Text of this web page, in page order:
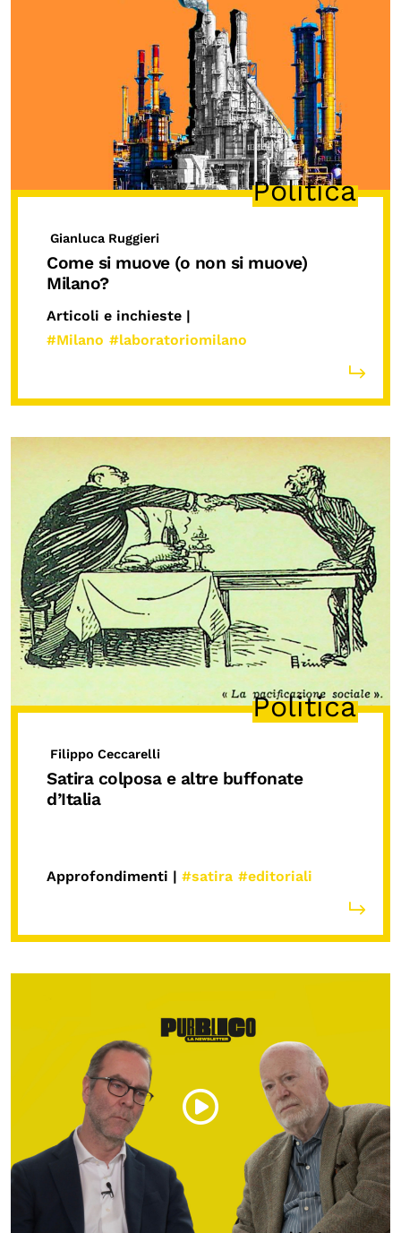
Politica
Gianluca Ruggieri
Come si muove (o non si muove)
Milano?
Articoli e inchieste |
#Milano #laboratoriomilano
Politica
Filippo Ceccarelli
Satira colposa e altre buffonate
d’Italia
Approfondimenti | #satira #editoriali